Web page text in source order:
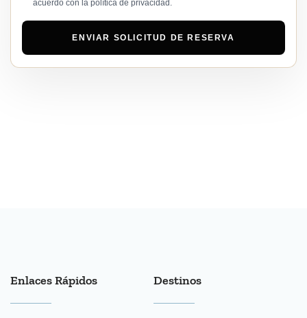
acuerdo con la política de privacidad.
Enlaces Rápidos Destinos